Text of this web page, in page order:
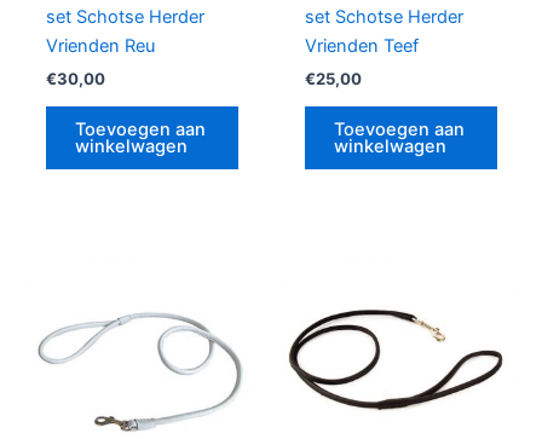
set Schotse Herder
Vrienden Reu
€30,00
Toevoegen aan
winkelwagen
set Schotse Herder
Vrienden Teef
€25,00
Toevoegen aan
winkelwagen